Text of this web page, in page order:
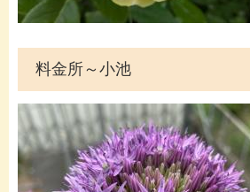
料金所～小池